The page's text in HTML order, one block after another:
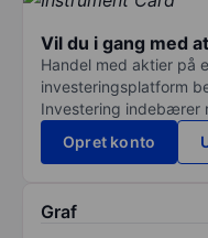
Vil du i gang med
Handel med aktier på
investeringsplatform
Investering indebærer
Opret konto
Graf